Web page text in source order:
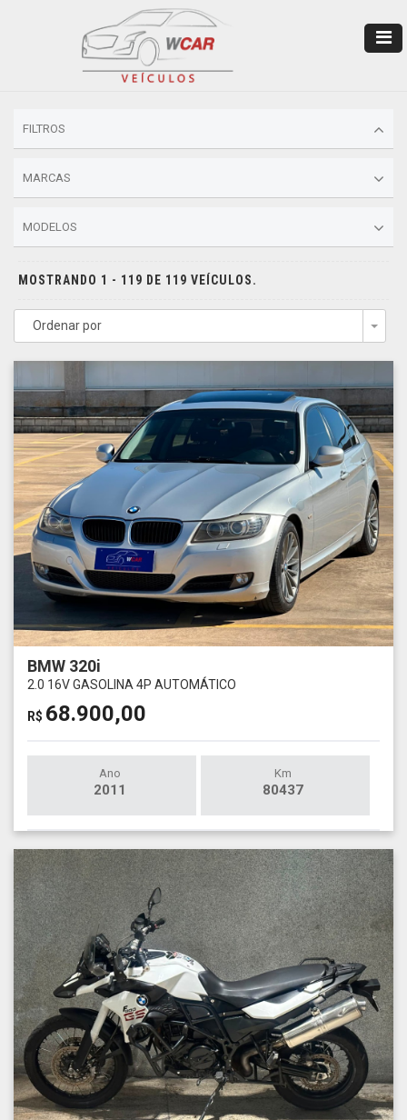
FILTROS
MARCAS
MODELOS
MOSTRANDO 1 - 119 DE 119 VEÍCULOS.
Ordenar por
BMW 320i
2.0 16V GASOLINA 4P AUTOMÁTICO
R$ 68.900,00
Ano
2011
Km
80437